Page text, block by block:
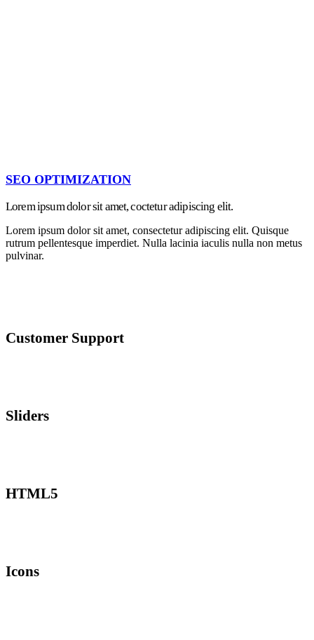
SEO OPTIMIZATION
Lorem ipsum dolor sit amet, coctetur adipiscing elit.
Lorem ipsum dolor sit amet, consectetur adipiscing elit. Quisque
rutrum pellentesque imperdiet. Nulla lacinia iaculis nulla non metus
pulvinar.
Customer Support
Sliders
HTML5
Icons